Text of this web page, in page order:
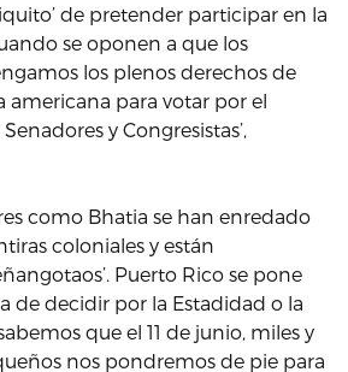
de pretender participar en la
se oponen a que los
los plenos derechos de
americana para votar por el
y Congresistas’,
como Bhatia se han enredado
coloniales y están
Puerto Rico se pone
de decidir por la Estadidad o la
que el 11 de junio, miles y
nos pondremos de pie para